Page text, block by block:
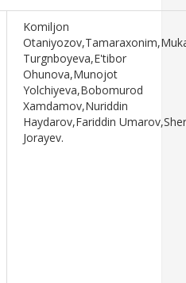
Komiljon
Turgnboyeva,E'tibor
Ohunova,Munojot
Yolchiyeva,Bobomurod
Xamdamov,Nuriddin
Haydarov,Fariddin
Jorayev.